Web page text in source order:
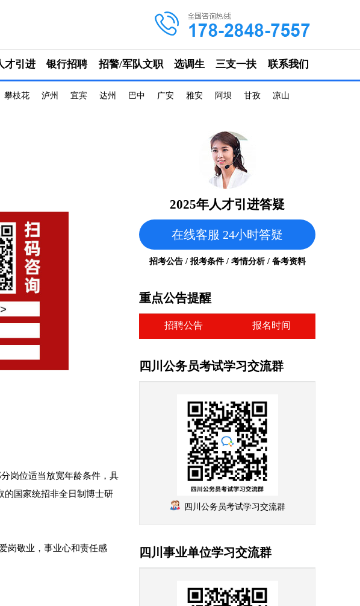
才引进 银行招聘 招警/军队文职 选调生 三支一扶 联系我们
攀枝花 泸州 宜宾 达州 巴中 广安 雅安 阿坝 甘孜 凉山
岗位适当放宽年龄条件，具
的国家统招非全日制博士研
岗敬业，事业心和责任感
2025年人才引进答疑
在线客服 24小时答疑
招考公告 / 报考条件 / 考情分析 / 备考资料
重点公告提醒
招聘公告 报名时间
四川公务员考试学习交流群
四川公务员考试学习交流群
四川事业单位学习交流群